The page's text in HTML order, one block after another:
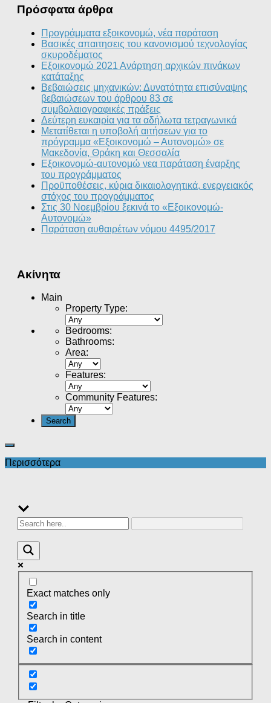
Πρόσφατα άρθρα
Προγράμματα εξοικονομώ, νέα παράταση
Βασικές απαιτησεις του κανονισμού τεχνολογίας
σκυροδέματος
Εξοικονομώ 2021 Ανάρτηση αρχικών πινάκων
κατάταξης
Βεβαιώσεις μηχανικών: Δυνατότητα επισύναψης
βεβαιώσεων του άρθρου 83 σε
συμβολαιογραφικές πράξεις
Δεύτερη ευκαιρία για τα αδήλωτα τετραγωνικά
Μετατίθεται η υποβολή αιτήσεων για το
πρόγραμμα «Εξοικονομώ – Αυτονομώ» σε
Μακεδονία, Θράκη και Θεσσαλία
Εξοικονομώ-αυτονομώ νεα παράταση έναρξης
του προγράμματος
Προϋποθέσεις, κύρια δικαιολογητικά, ενεργειακός
στόχος του προγράμματος
Στις 30 Νοεμβρίου ξεκινά το «Εξοικονομώ-
Αυτονομώ»
Παράταση αυθαιρέτων νόμου 4495/2017
Ακίνητα
Main
Property Type:
Bedrooms:
Bathrooms:
Area:
Features:
Community Features:
Περισσότερα
Exact matches only
Search in title
Search in content